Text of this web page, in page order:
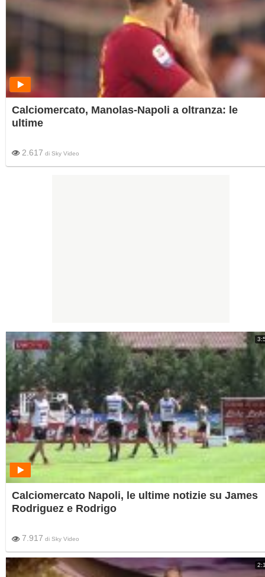
Calciomercato, Manolas-Napoli a oltranza: le
ultime
2.617 di Sky Video
Calciomercato Napoli, le ultime notizie su James
Rodriguez e Rodrigo
7.917 di Sky Video